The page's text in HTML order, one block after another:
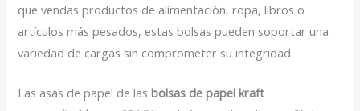
que vendas productos de alimentación, ropa, libros o
artículos más pesados, estas bolsas pueden soportar una
variedad de cargas sin comprometer su integridad.
Las asas de papel de lasbolsas de papel kraft